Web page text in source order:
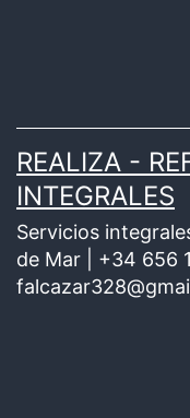
REALIZA -
INTEGRALES
Servicios
de Mar | +34 656